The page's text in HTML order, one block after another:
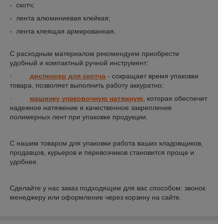
- скотч;
- лента алюминиевая клейкая;
- лента клеящая армированная.
С расходным материалом рекомендуем приобрести
удобный и компактный ручной инструмент:
· диспенсер для скотча - сокращает время упаковки
товара, позволяет выполнить работу аккуратно;
· машинку упаковочную натяжную , которая обеспечит
надежное натяжение и качественное закрепление
полимерных лент при упаковке продукции.
С нашим товаром для упаковки работа ваших кладовщиков,
продавцов, курьеров и перевозчиков становится проще и
удобнее.
Сделайте у нас заказ подходящим для вас способом: звонок
менеджеру или оформление через корзину на сайте.